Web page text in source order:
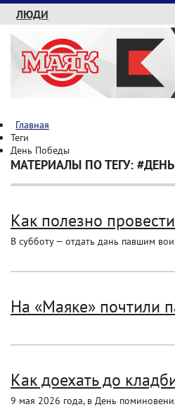
ЛЮДИ
КРУЖКИ И СЕКЦИИ
ЗАВОДУ "МАЯК" 85 ЛЕТ
ЭКОЛОГИЯ
Главная
Теги
День Победы
МАТЕРИАЛЫ ПО ТЕГУ:
Как полезно
В субботу — отдать дань павшим
На «Маяке» почтили
Как доехать до
9 мая 2026 года, в День